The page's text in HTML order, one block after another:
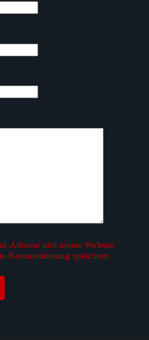
Adresse und meine Website
Kommentierung speichern.